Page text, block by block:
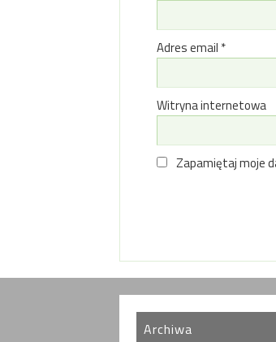
Adres email *
Witryna internetowa
Zapamiętaj moje
Archiwa